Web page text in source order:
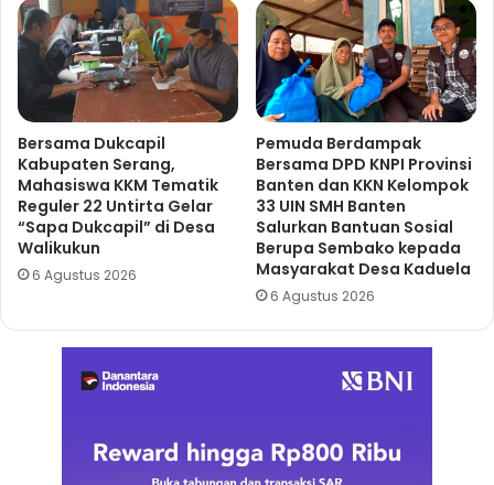
Bersama Dukcapil
Kabupaten Serang,
Mahasiswa KKM Tematik
Reguler 22 Untirta Gelar
“Sapa Dukcapil” di Desa
Walikukun
6 Agustus 2026
Pemuda Berdampak
Bersama DPD KNPI Provinsi
Banten dan KKN Kelompok
33 UIN SMH Banten
Salurkan Bantuan Sosial
Berupa Sembako kepada
Masyarakat Desa Kaduela
6 Agustus 2026